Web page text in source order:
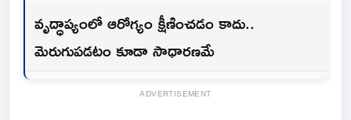
వృద్ధాప్యంలో ఆరోగ్యం క్షీణించడం కాదు..
మెరుగుపడటం కూడా సాధారణమే
ADVERTISEMENT